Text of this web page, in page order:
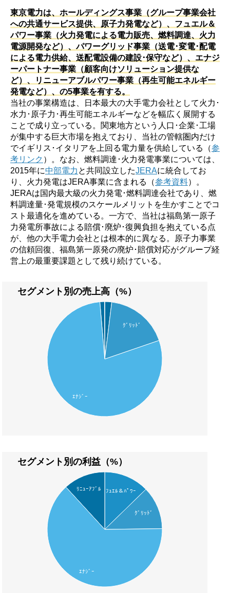
東京電力は、ホールディングス事業（グループ事業会社
への共通サービス提供、原子力発電など）、フュエル＆
パワー事業（火力発電による電力販売、燃料調達、火力
電源開発など）、パワーグリッド事業（送電･変電･配電
による電力供給、送配電設備の建設･保守など）、エナジ
ーパートナー事業（顧客向けソリューション提供な
ど）、リニューアブルパワー事業（再生可能エネルギー
発電など）、の5事業を有する。
当社の事業構造は、日本最大の大手電力会社として火力･
水力･原子力･再生可能エネルギーなどを幅広く展開する
ことで成り立っている。関東地方という人口･企業･工場
が集中する巨大市場を抱えており、当社の管轄圏内だけ
でイギリス･イタリアを上回る電力量を供給している（参
考リンク ）。なお、燃料調達･火力発電事業については、
2015年に中部電力 と共同設立したJERAに統合してお
り、火力発電はJERA事業に含まれる（参考資料）。
JERAは国内最大級の火力発電･燃料調達会社であり、燃
料調達量･発電規模のスケールメリットを生かすことでコ
スト最適化を進めている。一方で、当社は福島第一原子
力発電所事故による賠償･廃炉･復興負担を抱えている点
が、他の大手電力会社とは根本的に異なる。原子力事業
の信頼回復、福島第一原発の廃炉･賠償対応がグループ経
営上の最重要課題として残り続けている。
セグメント別の売上高（%）
ｸﾞﾘｯﾄﾞ
ｴﾅｼﾞｰ
セグメント別の利益（%）
ﾌｭｴﾙ＆ﾊﾟﾜｰ
ｸﾞﾘｯﾄﾞ
ﾘﾆｭｰｱﾌﾞﾙ
ｴﾅｼﾞｰ